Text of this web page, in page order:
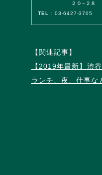
２０−２８
TEL : 03-6427-3705
【関連記事】
【2019年最新】渋
ランチ、夜、仕事な